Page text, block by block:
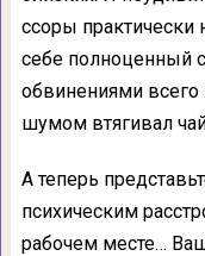
ссоры практически
себе полноценный
обвинениями всего
шумом втягивал
А теперь
психическим
рабочем месте…